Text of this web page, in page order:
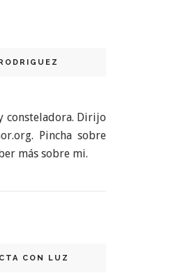
consteladora. Dirijo
Pincha sobre
más sobre mi.
CON LUZ